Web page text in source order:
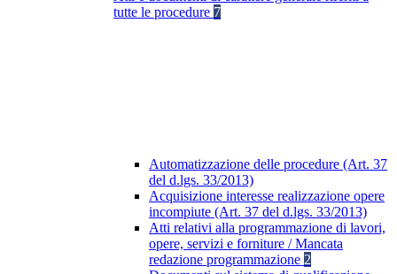
tutte le procedure 7
Automatizzazione delle procedure (Art. 37
del d.lgs. 33/2013)
Acquisizione interesse realizzazione opere
incompiute (Art. 37 del d.lgs. 33/2013)
Atti relativi alla programmazione di lavori,
opere, servizi e forniture / Mancata
redazione programmazione 2